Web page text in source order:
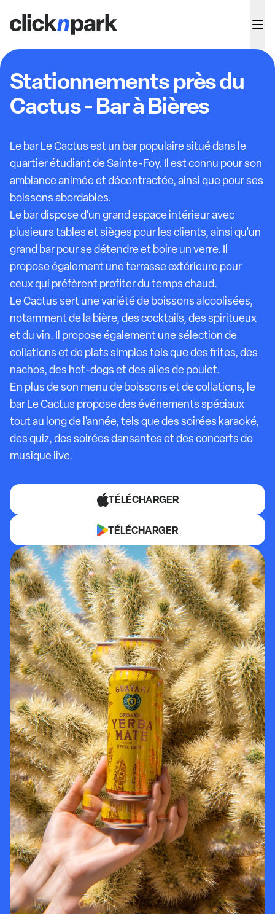
Stationnements près du
Cactus - Bar à Bières
Le bar Le Cactus est un bar populaire situé dans le
quartier étudiant de Sainte-Foy. Il est connu pour son
ambiance animée et décontractée, ainsi que pour ses
boissons abordables.
Le bar dispose d'un grand espace intérieur avec
plusieurs tables et sièges pour les clients, ainsi qu'un
grand bar pour se détendre et boire un verre. Il
propose également une terrasse extérieure pour
ceux qui préfèrent profiter du temps chaud.
Le Cactus sert une variété de boissons alcoolisées,
notamment de la bière, des cocktails, des spiritueux
et du vin. Il propose également une sélection de
collations et de plats simples tels que des frites, des
nachos, des hot-dogs et des ailes de poulet.
En plus de son menu de boissons et de collations, le
bar Le Cactus propose des événements spéciaux
tout au long de l'année, tels que des soirées karaoké,
des quiz, des soirées dansantes et des concerts de
musique live.
TÉLÉCHARGER
TÉLÉCHARGER